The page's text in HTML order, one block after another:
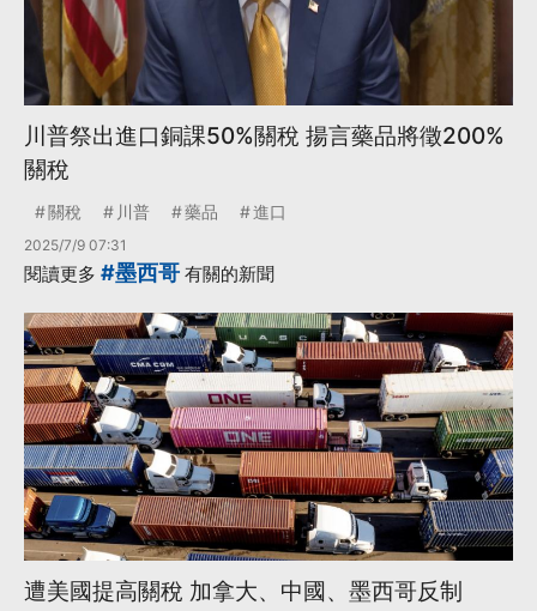
川普祭出進口銅課50%關稅 揚言藥品將徵200%
關稅
關稅 川普 藥品 進口
2025/7/9 07:31
閱讀更多 #墨西哥 有關的新聞
遭美國提高關稅 加拿大、中國、墨西哥反制